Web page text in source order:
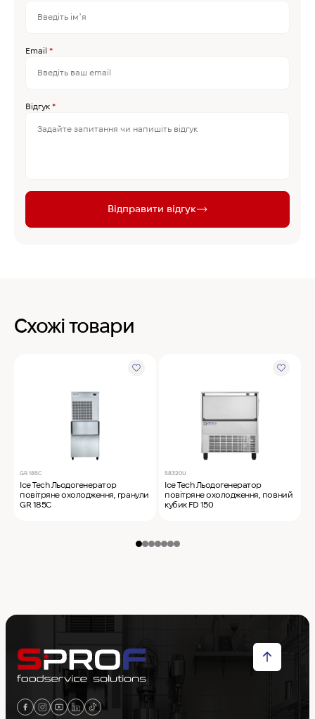
Email *
Відгук *
Відправити відгук
Схожі товари
GR 185C
Ice Tech Льодогенератор
повітряне охолодження, гранули
GR 185C
58320U
Ice Tech Льодогенератор
повітряне охолодження, повний
кубик FD 150